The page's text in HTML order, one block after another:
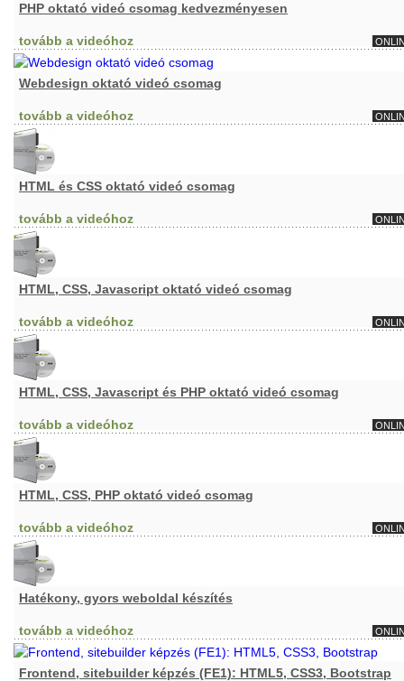
PHP oktató videó csomag kedvezményesen
tovább a videóhoz
Webdesign oktató videó csomag
tovább a videóhoz
HTML és CSS oktató videó csomag
tovább a videóhoz
HTML, CSS, Javascript oktató videó csomag
tovább a videóhoz
HTML, CSS, Javascript és PHP oktató videó csomag
tovább a videóhoz
HTML, CSS, PHP oktató videó csomag
tovább a videóhoz
Hatékony, gyors weboldal készítés
tovább a videóhoz
Frontend, sitebuilder képzés (FE1): HTML5, CSS3, Bootstrap